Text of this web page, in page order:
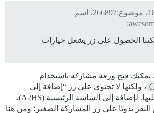
كريس، مشاركة:18، موضوع:266897، اسم
الحصول على زر يشغل خيارات
، ولكنها لا تحتوي على زر “إضافة إلى
الشاشة الرئيسية” عليها. لإضافة إلى الشاشة الرئيسية (A2HS)،
يدويًا على زر المشاركة الصغير؛ ومن هنا